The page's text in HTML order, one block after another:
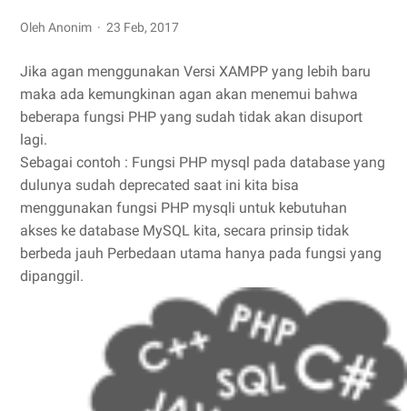
Oleh Anonim 23 Feb, 2017
Jika agan menggunakan Versi XAMPP yang lebih baru
maka ada kemungkinan agan akan menemui bahwa
beberapa fungsi PHP yang sudah tidak akan disuport
lagi.
Sebagai contoh : Fungsi PHP mysql pada database yang
dulunya sudah deprecated saat ini kita bisa
menggunakan fungsi PHP mysqli untuk kebutuhan
akses ke database MySQL kita, secara prinsip tidak
berbeda jauh Perbedaan utama hanya pada fungsi yang
dipanggil.